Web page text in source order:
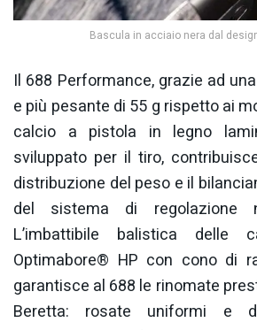
Bascula in acciaio nera dal
Il 688 Performance, grazie ad
e più pesante di 55 g rispetto ai
calcio a pistola in legno
sviluppato per il tiro,
distribuzione del peso e il
del sistema di regolazione
L’imbattibile balistica delle
Optimabore® HP con cono di
garantisce al 688 le rinomate
Beretta: rosate uniformi e